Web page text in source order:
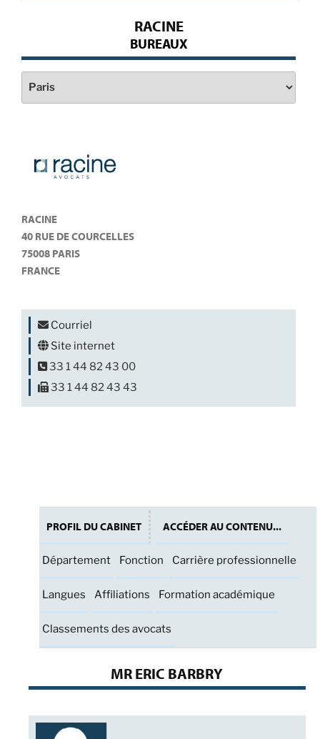
RACINE
BUREAUX
RACINE
40 RUE DE COURCELLES
75008 PARIS
FRANCE
Courriel
Site internet
33 1 44 82 43 00
33 1 44 82 43 43
PROFIL DU CABINET ACCÉDER AU CONTENU...
Département Fonction Carrière professionnelle
Langues Affiliations Formation académique
Classements des avocats
MR ERIC BARBRY